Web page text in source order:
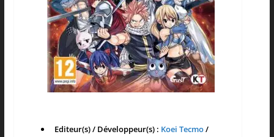
Editeur(s) / Développeur(s) : Koei Tecmo/